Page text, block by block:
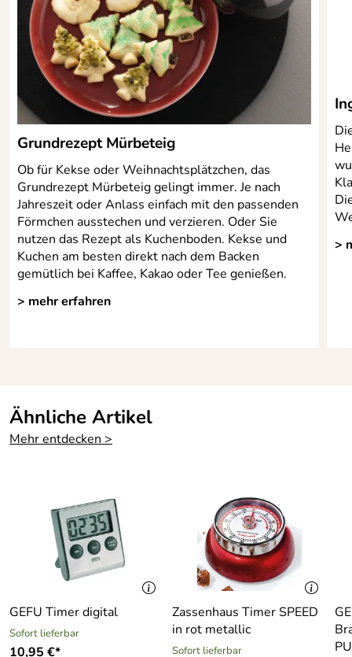
Hersteller: GEFU GmbH, Braukweg 28, 59889 Eslohe,
mail@gefu.com
Spülmaschinen
geeignet:
nein
Grundrezept Mürbeteig
Ob für Kekse oder Weihnachtsplätzchen, das
Grundrezept Mürbeteig gelingt immer. Je nach
Jahreszeit oder Anlass einfach mit den passenden
Förmchen ausstechen und verzieren. Oder Sie
nutzen das Rezept als Kuchenboden. Kekse und
Kuchen am besten direkt nach dem Backen
gemütlich bei Kaffee, Kakao oder Tee genießen.
> mehr erfahren
>
Ähnliche Artikel
Mehr entdecken >
GEFU Timer digital
Sofort lieferbar
10,95 €*
Zassenhaus Timer SPEED
in rot metallic
Sofort lieferbar